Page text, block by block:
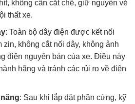
không cần cắt chế, giữ nguyên vẻ
thất xe.
: Toàn bộ dây điện được kết nối
zin, không cắt nối dây, không ảnh
điện nguyên bản của xe. Điều này
hãng và tránh các rủi ro về điện
: Sau khi lắp đặt phần cứng, kỹ